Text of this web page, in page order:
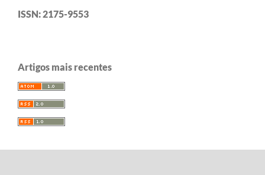
ISSN: 2175-9553
Artigos mais recentes